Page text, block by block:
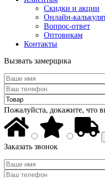
Скидки и акции
Онлайн-
Вопрос-ответ
Оптовикам
Контакты
Вызвать замерщика
Пожалуйста, докажите, что
Заказать звонок